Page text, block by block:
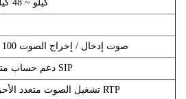
8 كيلو ~ 48 كيلو
0 ~ 100 صوت إدخال / إخراج الصوت
دعم حساب متعدد SIP
تشغيل الصوت متعدد الأحرف RTP